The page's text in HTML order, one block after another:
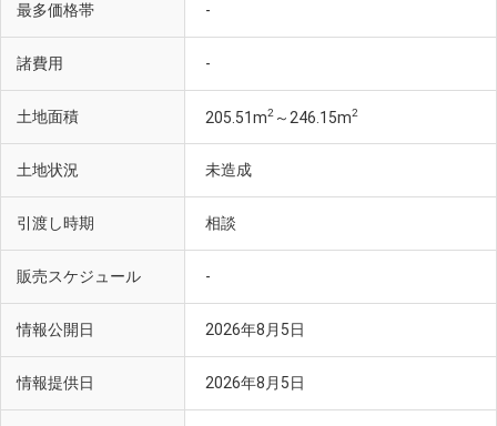
最多価格帯 -
諸費用 -
土地面積 205.51m2 ～246.15m2
土地状況 未造成
引渡し時期 相談
販売スケジュール -
情報公開日 2026年8月5日
情報提供日 2026年8月5日